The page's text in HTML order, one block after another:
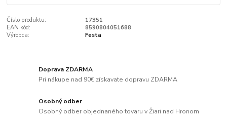
Číslo produktu:
17351
EAN kód:
8590804051688
Výrobca:
Festa
Doprava ZDARMA
Pri nákupe nad 90€ získavate dopravu ZDARMA
Osobný odber
Osobný odber objednaného tovaru v Žiari nad Hronom